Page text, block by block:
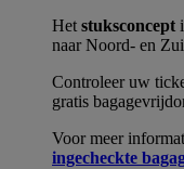
Het stuksconcept
naar Noord- en
Controleer uw
gratis
Voor meer
ingecheckte